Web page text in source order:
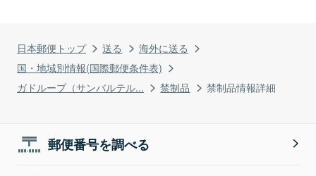
日本郵便トップ 送る
海外に送る
国・地域別情報(国際郵便条件表)
ガドループ（サンバルテル...
禁制品 禁制品情報詳細
郵便番号を調べる